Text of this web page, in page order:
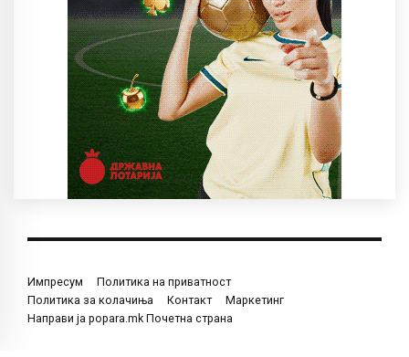
Импресум
Политика на приватност
Политика за колачиња
Контакт
Маркетинг
Направи ја popara.mk Почетна страна